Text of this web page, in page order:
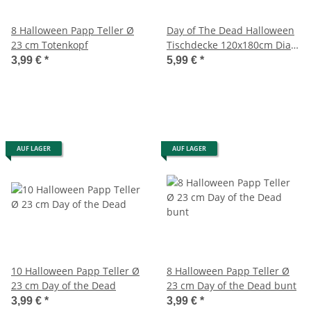
8 Halloween Papp Teller Ø
23 cm Totenkopf
3,99 € *
Day of The Dead Halloween
Tischdecke 120x180cm Dia
de los Muertos
5,99 € *
AUF LAGER
10 Halloween Papp Teller Ø
23 cm Day of the Dead
3,99 € *
AUF LAGER
8 Halloween Papp Teller Ø
23 cm Day of the Dead bunt
3,99 € *